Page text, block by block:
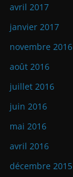
avril 2017
janvier 2017
novembre 2016
août 2016
juillet 2016
juin 2016
mai 2016
avril 2016
décembre 2015